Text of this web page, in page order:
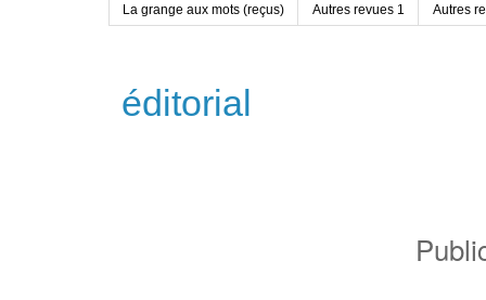
La grange aux mots (reçus) Autres revues 1 Autres
éditorial